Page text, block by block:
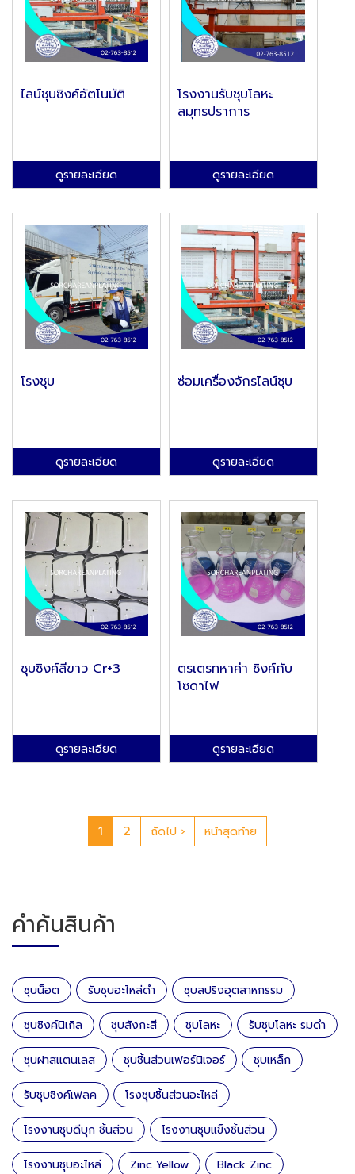
ไลน์ชุบซิงค์อัตโนมัติ
ดูรายละเอียด
โรงงานรับชุบโลหะ
สมุทรปราการ
ดูรายละเอียด
โรงชุบ
ดูรายละเอียด
ซ่อมเครื่องจักรไลน์ชุบ
ดูรายละเอียด
ชุบซิงค์สีขาว Cr+3
ดูรายละเอียด
ตรเตรทหาค่า ซิงค์กับ
โซดาไฟ
ดูรายละเอียด
Pagination
Current
page
1 Page
2
Next
page
ถัดไป ›
Last
page
หน้าสุดท้าย
คำค้นสินค้า
ชุบน็อต รับชุบอะไหล่ดำ ชุบสปริงอุตสาหกรรม
ชุบซิงค์นิเกิล ชุบสังกะสี ชุบโลหะ รับชุบโลหะ รมดำ
ชุบฝาสแตนเลส ชุบชิ้นส่วนเฟอร์นิเจอร์ ชุบเหล็ก
รับชุบซิงค์เฟลค โรงชุบชิ้นส่วนอะไหล่
โรงงานชุบดีบุก ชิ้นส่วน โรงงานชุบแข็งชิ้นส่วน
โรงงานชุบอะไหล่ Zinc Yellow Black Zinc